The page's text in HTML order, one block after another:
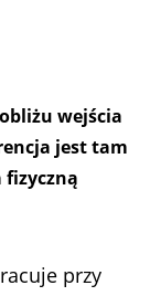
wejścia
jest tam
fizyczną
przy